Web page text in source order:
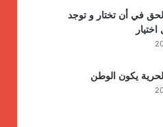
في أن تختار و توجد
يكون الوطن